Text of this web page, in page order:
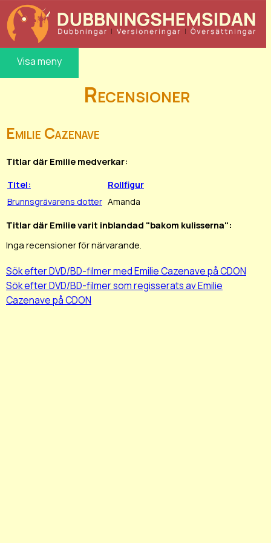
Visa meny
Recensioner
Emilie Cazenave
Titlar där Emilie medverkar:
Titel:
Rollfigur
Brunnsgrävarens dotter Amanda
Titlar där Emilie varit inblandad "bakom kulisserna":
Inga recensioner för närvarande.
Sök efter DVD/BD-filmer med Emilie Cazenave på CDON
Sök efter DVD/BD-filmer som regisserats av Emilie
Cazenave på CDON